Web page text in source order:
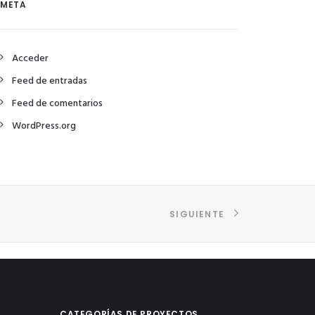
META
Acceder
Feed de entradas
Feed de comentarios
WordPress.org
SIGUIENTE